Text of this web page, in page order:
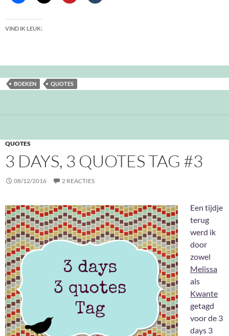
VIND IK LEUK:
BOEKEN QUOTES
QUOTES
3 DAYS, 3 QUOTES TAG #3
08/12/2016 2 REACTIES
Een tijdje
terug
werd ik
door
zowel
Melissa
als
Kwante
getagd
voor de 3
days 3